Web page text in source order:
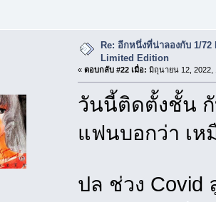
Re: อีกหนึ่งที่น่าลองกับ 1/72
Limited Edition
« ตอบกลับ #22 เมื่อ: มิถุนายน 12, 2022,
วันนี้ติดตั้งชั้น กั
แฟนบอกว่า เ
ปล ช่วง Covid